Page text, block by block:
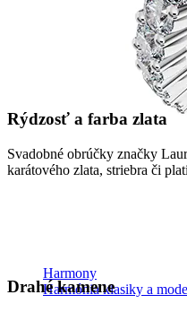
Harmony
Harmónia klasiky a
Rýdzosť a farba zlata
Svadobné obrúčky značky
karátového zlata, striebra či
Drahé kamene